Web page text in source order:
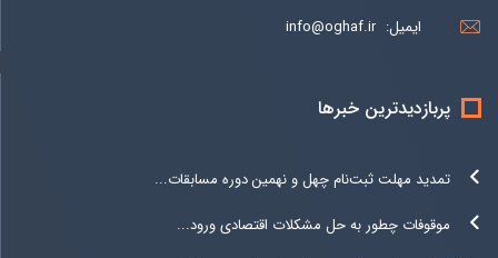
ایمیل: info@oghaf.ir
پربازدیدترین خبرها
تمدید مهلت ثبت‌نام چهل و نهمین دوره مسابقات...
موقوفات چطور به حل مشکلات اقتصادی ورود...